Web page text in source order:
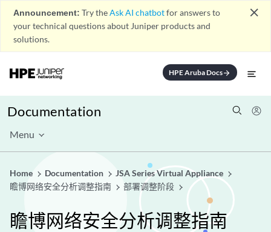
Announcement: Try theAsk AI chatbotfor answers to
your technical questions about Juniper products and
solutions.
close
HPE Aruba Docsarrow_forward
Documentation
Menu
Home Documentation
JSA Series Virtual Appliance
瞻博网络安全分析调整指南
部署调整阶段
瞻博网络安全分析调整指南